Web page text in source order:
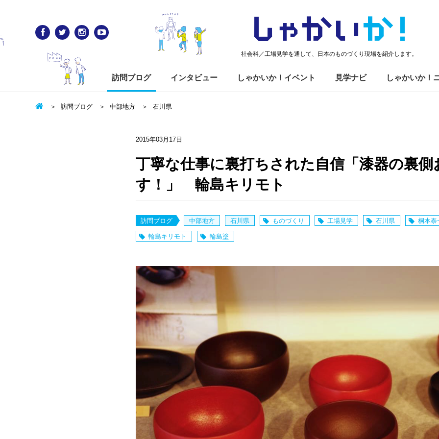
しゃかいか！
社会科／工場見学を通して、日本のものづくり現場を紹介します。
訪問ブログ インタビュー しゃかいか！イベント 見学ナビ しゃかいか！
訪問ブログ 中部地方 石川県
2015年03月17日
丁寧な仕事に裏打ちされた自信「漆器の裏側
す！」 輪島キリモト
訪問ブログ 中部地方 石川県 ものづくり 工場見学 石川県 桐本泰
輪島キリモト 輪島塗